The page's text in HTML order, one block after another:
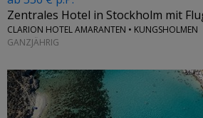
Zentrales Hotel in Stockholm mit
CLARION HOTEL AMARANTEN • KUNGSHOLMEN
GANZJÄHRIG